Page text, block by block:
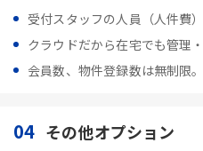
受付スタッフの人員（人件費）
クラウドだから在宅でも管理・
会員数、物件登録数は無制限
04 その他オプション